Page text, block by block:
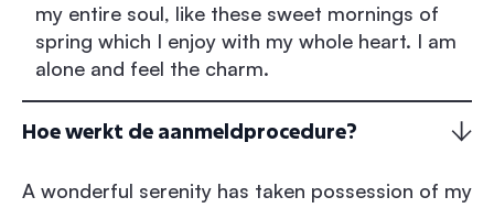
my entire soul, like these sweet mornings of
spring which I enjoy with my whole heart. I am
alone and feel the charm.
Hoe werkt de aanmeldprocedure?
A wonderful serenity has taken possession of my